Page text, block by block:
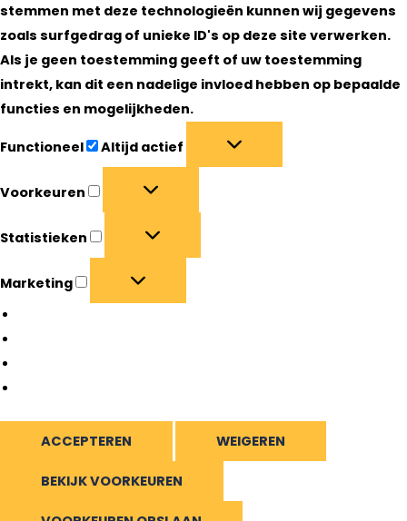
stemmen met deze technologieën kunnen wij gegevens
zoals surfgedrag of unieke ID's op deze site verwerken.
Als je geen toestemming geeft of uw toestemming
intrekt, kan dit een nadelige invloed hebben op bepaalde
functies en mogelijkheden.
Functioneel Altijd actief
Voorkeuren
Statistieken
Marketing
ACCEPTEREN WEIGEREN
BEKIJK VOORKEUREN